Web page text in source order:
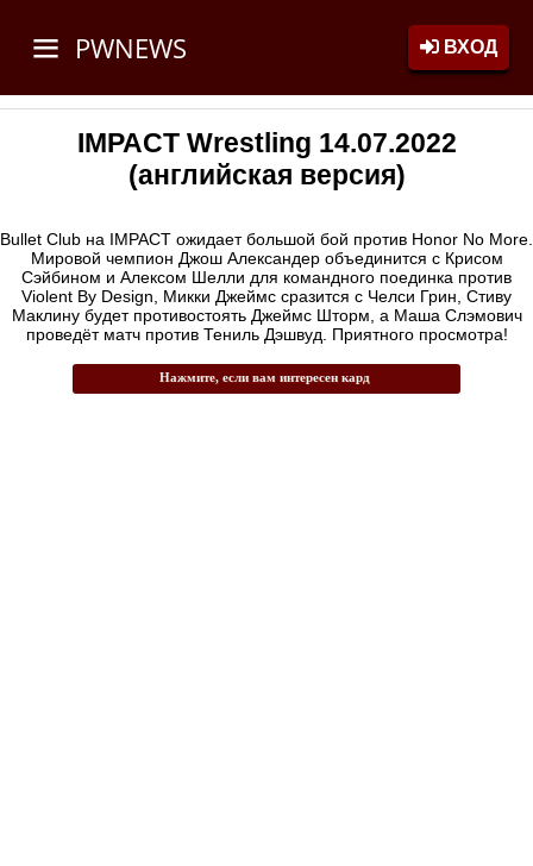
PWNEWS ВХОД
IMPACT Wrestling 14.07.2022
(английская версия)
Bullet Club на IMPACT ожидает большой бой против Honor No More.
Мировой чемпион Джош Александер объединится с Крисом
Сэйбином и Алексом Шелли для командного поединка против
Violent By Design, Микки Джеймс сразится с Челси Грин, Стиву
Маклину будет противостоять Джеймс Шторм, а Маша Слэмович
проведёт матч против Тениль Дэшвуд. Приятного просмотра!
Нажмите, если вам интересен кард